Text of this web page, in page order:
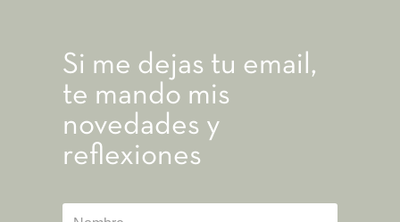
Si me dejas tu email,
te mando mis
novedades y
reflexiones